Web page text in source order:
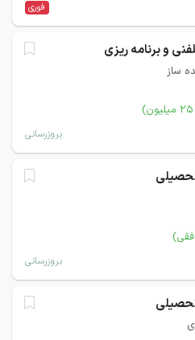
فوری
و برنامه ریزی
ساز
بروزرسانی
بروزرسانی